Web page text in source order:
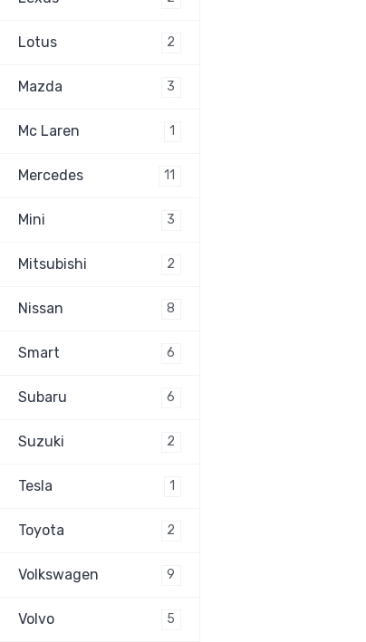
Lotus 2
Mazda 3
Mc Laren 1
Mercedes 11
Mini 3
Mitsubishi 2
Nissan 8
Smart 6
Subaru 6
Suzuki 2
Tesla 1
Toyota 2
Volkswagen 9
Volvo 5